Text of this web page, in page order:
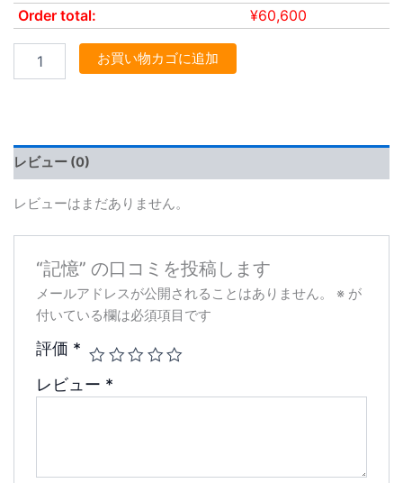
Order total:
¥60,600
お買い物カゴに追加
レビュー (0)
レビューはまだありません。
“記憶” の口コミを投稿します
メールアドレスが公開されることはありません。 ※ が
付いている欄は必須項目です
評価 *
レビュー *